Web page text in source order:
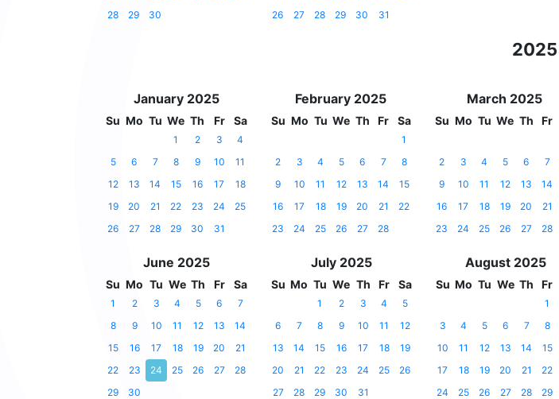
28
29 30
26
27 28 29 30 31
2025
January 2025
Su Mo Tu We Th Fr Sa
1 2 3
4
5
6 7 8 9 10
11
12
13 14 15 16 17
18
19
20 21 22 23 24
25
26
27 28 29 30 31
February 2025
Su Mo Tu We Th Fr Sa
1
2
3 4 5 6 7
8
9
10 11 12 13 14
15
16
17 18 19 20 21
22
23
24 25 26 27 28
March 2025
Su Mo Tu We Th Fr
2
3 4 5 6 7
9
10 11 12 13 14
16
17 18 19 20 21
23
24 25 26 27 28
June 2025
Su Mo Tu We Th Fr Sa
1 2 3 4 5 6
7
8
9 10 11 12 13
14
15
16 17 18 19 20
21
22
23 24 25 26 27
28
29
30
July 2025
Su Mo Tu We Th Fr Sa
1 2 3 4
5
6
7 8 9 10 11
12
13
14 15 16 17 18
19
20
21 22 23 24 25
26
27
28 29 30 31
August 2025
Su Mo Tu We Th Fr
1
3
4 5 6 7 8
10
11 12 13 14 15
17
18 19 20 21 22
24
25 26 27 28 29